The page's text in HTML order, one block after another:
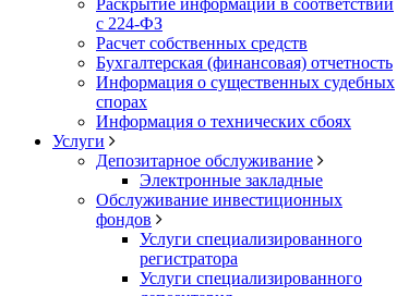
Раскрытие информации в соответствии
с 224-ФЗ
Расчет собственных средств
Бухгалтерская (финансовая) отчетность
Информация о существенных судебных
спорах
Информация о технических сбоях
Услуги
Депозитарное обслуживание
Электронные закладные
Обслуживание инвестиционных
фондов
Услуги специализированного
регистратора
Услуги специализированного